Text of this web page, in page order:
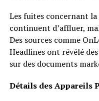
Les fuites concernant la
continuent d’affluer,
Des sources comme
Headlines ont révélé
sur des documents
Détails des Appareils